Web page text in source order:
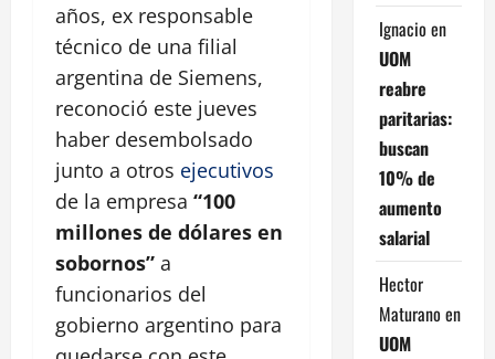
años, ex responsable
técnico de una filial
argentina de Siemens,
reconoció este jueves
haber desembolsado
junto a otros ejecutivos
de la empresa “100
millones de dólares en
sobornos” a
funcionarios del
gobierno argentino para
Ignacio en
UOM
reabre
paritarias:
buscan
10% de
aumento
salarial
Hector
Maturano en
UOM